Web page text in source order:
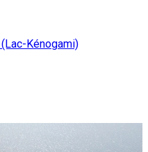
Kénogami)